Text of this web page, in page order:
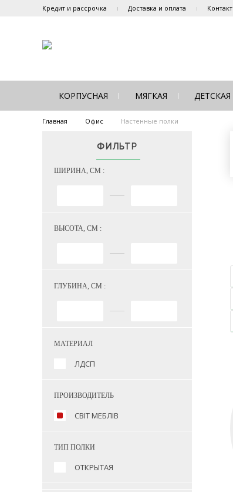
Кредит и рассрочка Доставка и оплата
КОРПУСНАЯ МЯГКАЯ ДЕТСКАЯ
Главная Офис Настенные полки
ФИЛЬТР
ШИРИНА, СМ :
ВЫСОТА, СМ :
ГЛУБИНА, СМ :
МАТЕРИАЛ
ЛДСП
ПРОИЗВОДИТЕЛЬ
СВІТ МЕБЛІВ
ТИП ПОЛКИ
ОТКРЫТАЯ